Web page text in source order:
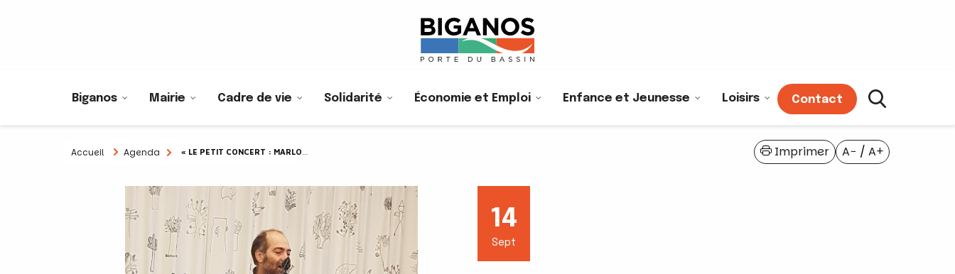
Biganos Mairie Cadre de vie Solidarité Économie et Emploi Enfance et Jeunesse Loisirs Contact
Accueil Agenda « LE PETIT CONCERT : MARLOUP » A− / A+
Imprimer
14
Sept